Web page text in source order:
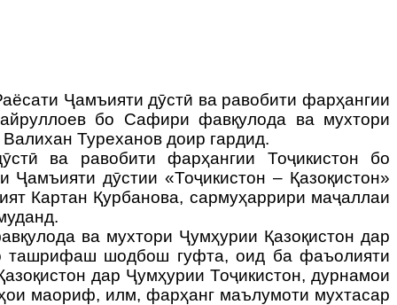
Ҷамъияти дӯстӣ ва равобити фарҳангии
бо Сафири фавқулода ва мухтори
Валихан Туреханов доир гардид.
ва равобити фарҳангии Тоҷикистон бо
дӯстии «Тоҷикистон – Қазоқистон»
Картан Қурбанова, сармуҳаррири маҷаллаи
ва мухтори Ҷумҳурии Қазоқистон дар
ташрифаш шодбош гуфта, оид ба фаъолияти
дар Ҷумҳурии Тоҷикистон, дурнамои
маориф, илм, фарҳанг маълумоти мухтасар